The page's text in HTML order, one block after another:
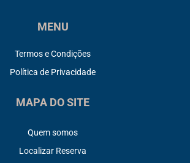
MENU
Termos e Condições
Política de Privacidade
MAPA DO SITE
Quem somos
Localizar Reserva